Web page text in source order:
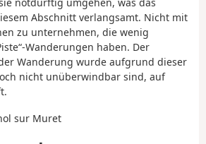
Abschnitt verlangsamt. Nicht mit
zu unternehmen, die wenig
Wanderungen haben. Der
Wanderung wurde aufgrund dieser
nicht unüberwindbar sind, auf
sur Muret